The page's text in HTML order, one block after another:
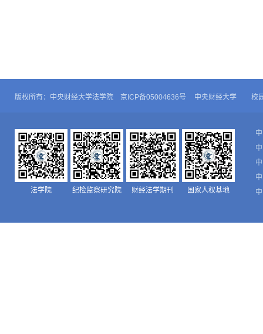
版权所有：中央财经大学法学院 京ICP备05004636号 中央财经大学 校
法学院 纪检监察研究院 财经法学期刊 国家人权基地